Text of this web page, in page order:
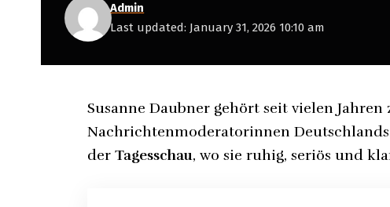
Last updated: January 31, 2026 10:10 am
Admin
Susanne Daubner gehört seit vielen
Nachrichtenmoderatorinnen
derTagesschau, wo sie ruhig, seriös und